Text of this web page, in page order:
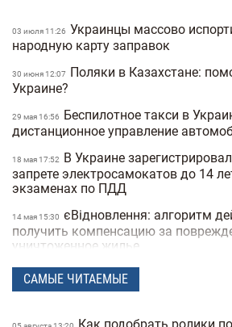
03 июля 11:26 Украинцы массово
народную карту заправок
30 июня 12:07
Поляки в Казахстане:
Украине?
29 мая 16:56
Беспилотное такси в
дистанционное управление
18 мая 17:52
В Украине
запрете электросамокатов до 14
экзаменах по ПДД
14 мая 15:30 єВідновлення: алгоритм
получить компенсацию за
уничтоженное жилье
06 мая 15:50 В Украине хотят запретить
на тротуарах: где и как они будут
САМЫЕ ЧИТАЕМЫЕ